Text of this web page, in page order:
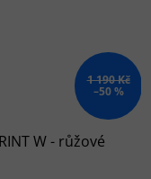
1 190 Kč
–50 %
W - růžové